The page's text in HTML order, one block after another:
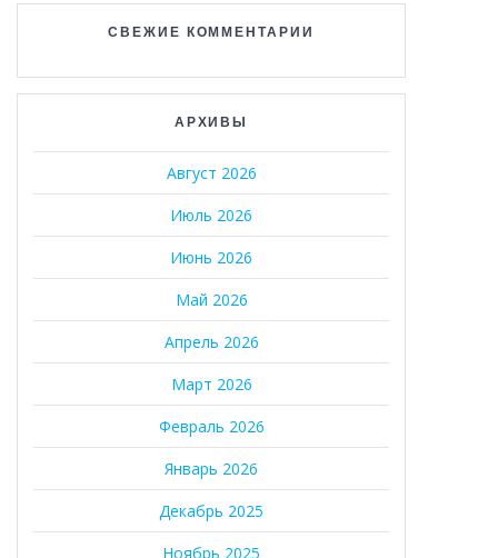
СВЕЖИЕ КОММЕНТАРИИ
АРХИВЫ
Август 2026
Июль 2026
Июнь 2026
Май 2026
Апрель 2026
Март 2026
Февраль 2026
Январь 2026
Декабрь 2025
Ноябрь 2025